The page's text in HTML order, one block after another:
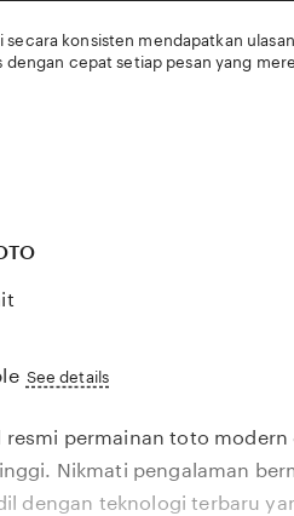
secara konsisten mendapatkan
dengan cepat setiap pesan yang
See details
resmi permainan toto
Nikmati pengalaman
dengan teknologi terbaru